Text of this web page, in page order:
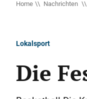
Home Nachrichten
Lokalsport
Die